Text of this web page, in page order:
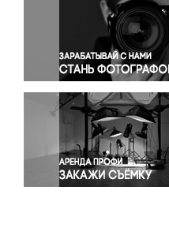
Политика
Правосудие
Происшествия и
Религия
Светская жизнь
Спорт
Экология
Экономика и бизнес